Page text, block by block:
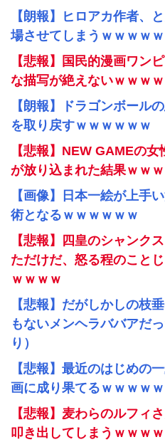
【朗報】ヒロアカ作者、
場させてしまうｗｗｗｗｗ
【悲報】国民的漫画ワン
な描写が絶えないｗｗｗ
【朗報】ドラゴンボール
を取り戻すｗｗｗｗｗｗ
【悲報】NEW GAMEの
が放り込まれた結果ｗｗ
【画像】日本一絵が上手
術となるｗｗｗｗｗｗ
【悲報】四皇のシャンク
ただけだ、怒る程のこと
ｗｗｗｗ
【悲報】だがしかしの枝
もないメンヘラババアだ
り）
【悲報】最近のはじめの
画に成り果てるｗｗｗｗｗ
【悲報】麦わらのルフィ
叩き出してしまうｗｗｗ